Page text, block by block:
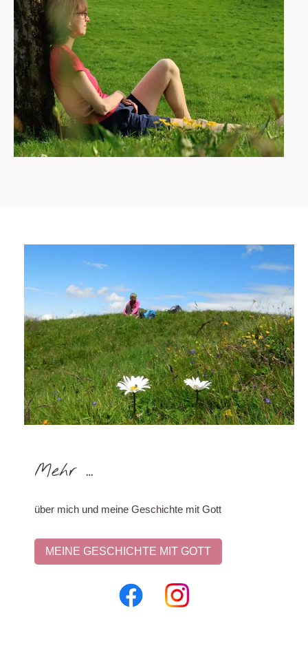
Mehr …
über mich und meine Geschichte mit Gott
MEINE GESCHICHTE MIT GOTT